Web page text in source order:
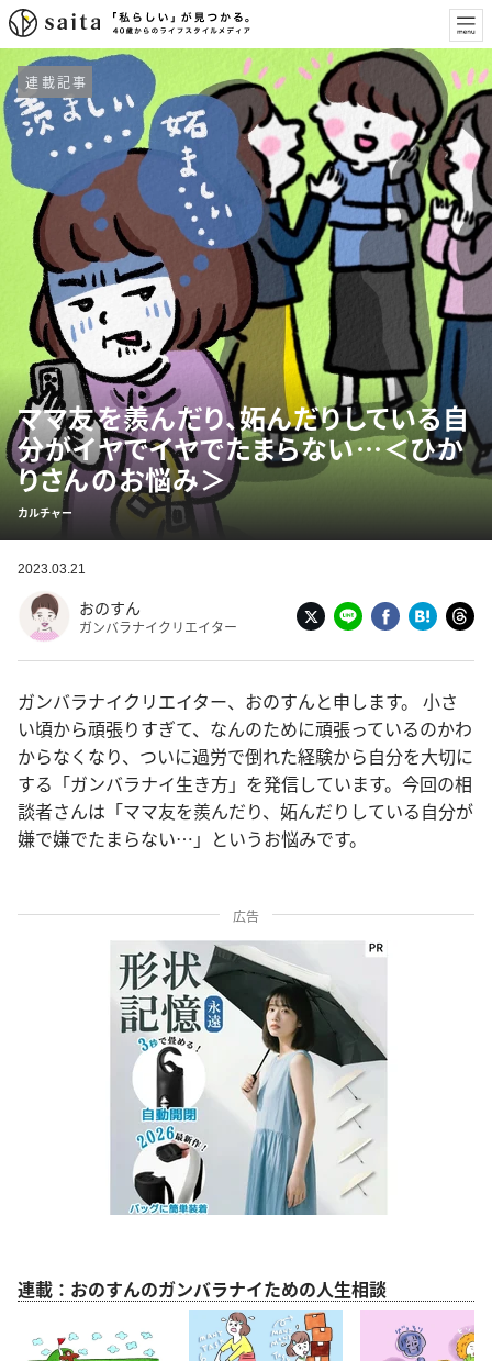
連載記事
ママ友を羨んだり、妬んだりしている自
分がイヤでイヤでたまらない…＜ひか
りさんのお悩み＞
カルチャー
2023.03.21
おのすん
ガンバラナイクリエイター
ガンバラナイクリエイター、おのすんと申します。 小さ
い頃から頑張りすぎて、なんのために頑張っているのかわ
からなくなり、ついに過労で倒れた経験から自分を大切に
する「ガンバラナイ生き方」を発信しています。今回の相
談者さんは「ママ友を羨んだり、妬んだりしている自分が
嫌で嫌でたまらない…」というお悩みです。
広告
連載：おのすんのガンバラナイための人生相談